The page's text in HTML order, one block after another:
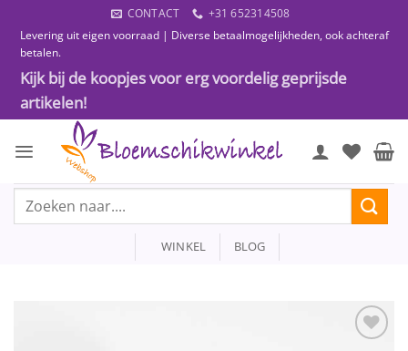
naar
inhoud
CONTACT
+31 652314508
Levering uit eigen voorraad | Diverse betaalmogelijkheden, ook achteraf
betalen.
Kijk bij de koopjes voor erg voordelig geprijsde
artikelen!
Zoeken
WINKEL BLOG